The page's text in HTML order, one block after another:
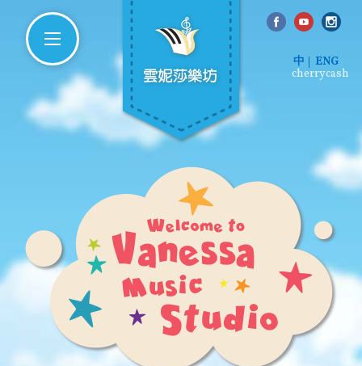
中 ENG
cherrycash